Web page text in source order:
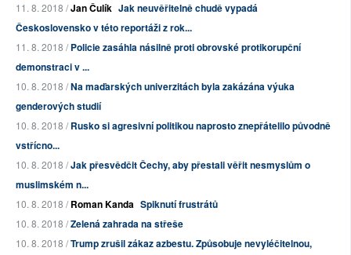
11. 8. 2018 /Jan Čulík Jak neuvěřitelně chudě vypadá
Československo v této reportáži z rok...
11. 8. 2018 /Policie zasáhla násilně proti obrovské protikorupční
demonstraci v ...
10. 8. 2018 /Na maďarských univerzitách byla zakázána výuka
genderových studií
10. 8. 2018 /Rusko si agresivní politikou naprosto znepřátelilo původně
vstřícno...
10. 8. 2018 /Jak přesvědčit Čechy, aby přestali věřit nesmyslům o
muslimském n...
10. 8. 2018 /Roman Kanda Spiknutí frustrátů
10. 8. 2018 /Zelená zahrada na střeše
10. 8. 2018 /Trump zrušil zákaz azbestu. Způsobuje nevyléčitelnou,